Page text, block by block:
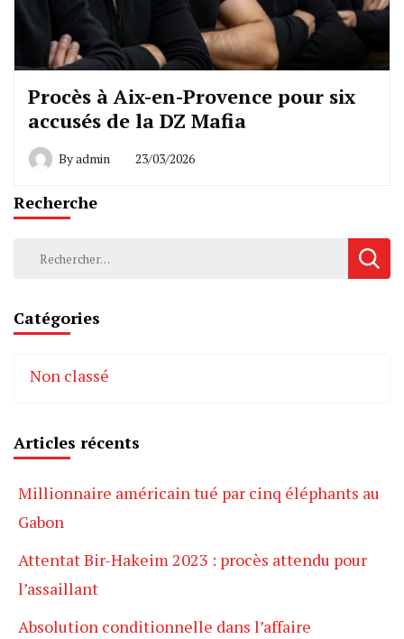
Procès à Aix-en-Provence pour six
accusés de la DZ Mafia
Byadmin 23/03/2026
Recherche
Rechercher :
Catégories
Non classé
Articles récents
Millionnaire américain tué par cinq éléphants au
Gabon
Attentat Bir-Hakeim 2023 : procès attendu pour
l’assaillant
Absolution conditionnelle dans l’affaire